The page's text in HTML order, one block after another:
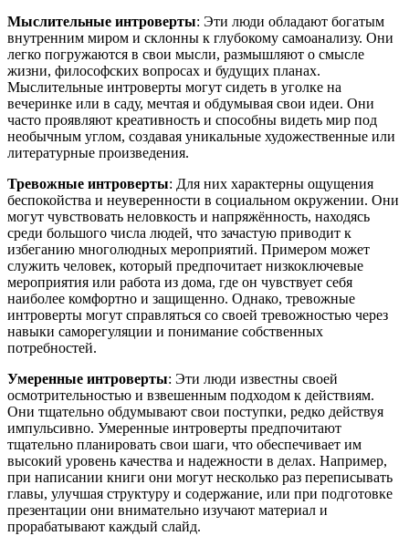
Мыслительные интроверты: Эти люди обладают богатым
внутренним миром и склонны к глубокому самоанализу. Они
легко погружаются в свои мысли, размышляют о смысле
жизни, философских вопросах и будущих планах.
Мыслительные интроверты могут сидеть в уголке на
вечеринке или в саду, мечтая и обдумывая свои идеи. Они
часто проявляют креативность и способны видеть мир под
необычным углом, создавая уникальные художественные или
литературные произведения.
Тревожные интроверты: Для них характерны ощущения
беспокойства и неуверенности в социальном окружении. Они
могут чувствовать неловкость и напряжённость, находясь
среди большого числа людей, что зачастую приводит к
избеганию многолюдных мероприятий. Примером может
служить человек, который предпочитает низкоключевые
мероприятия или работа из дома, где он чувствует себя
наиболее комфортно и защищенно. Однако, тревожные
интроверты могут справляться со своей тревожностью через
навыки саморегуляции и понимание собственных
потребностей.
Умеренные интроверты: Эти люди известны своей
осмотрительностью и взвешенным подходом к действиям.
Они тщательно обдумывают свои поступки, редко действуя
импульсивно. Умеренные интроверты предпочитают
тщательно планировать свои шаги, что обеспечивает им
высокий уровень качества и надежности в делах. Например,
при написании книги они могут несколько раз переписывать
главы, улучшая структуру и содержание, или при подготовке
презентации они внимательно изучают материал и
прорабатывают каждый слайд.